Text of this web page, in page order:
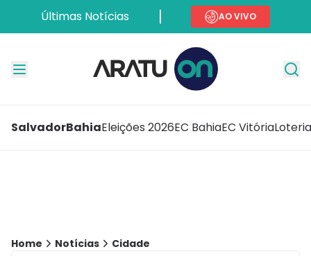
Últimas Notícias AO VIVO
SalvadorBahiaEleições 2026EC BahiaEC Vitória
Home Notícias Cidade